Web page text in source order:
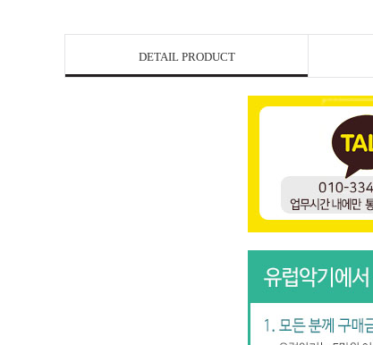
DETAIL PRODUCT